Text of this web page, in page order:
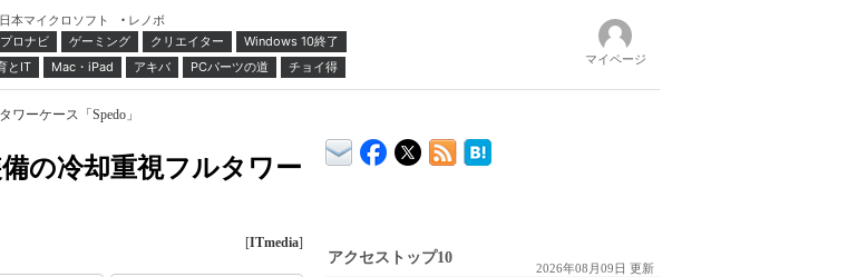
日本マイクロソフト
レノボ
プロナビ ゲーミング クリエイター
Windows 10終了
とIT Mac・iPad アキバ PCパーツの道 チョイ得 マイページ
ーケース「Spedo」
の冷却重視フルタワー
[ITmedia]
アクセストップ10
2026年08月09日 更新